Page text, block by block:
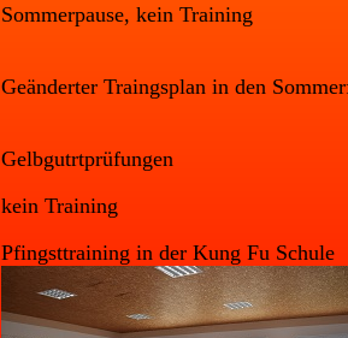
Sommerpause, kein Training
Geänderter Traingsplan in den
Gelbgutrtprüfungen
kein Training
Pfingsttraining in der Kung Fu Schule